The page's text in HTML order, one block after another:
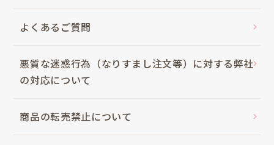
よくあるご質問
悪質な迷惑行為（なりすまし注文等）に対する弊社
の対応について
商品の転売禁止について